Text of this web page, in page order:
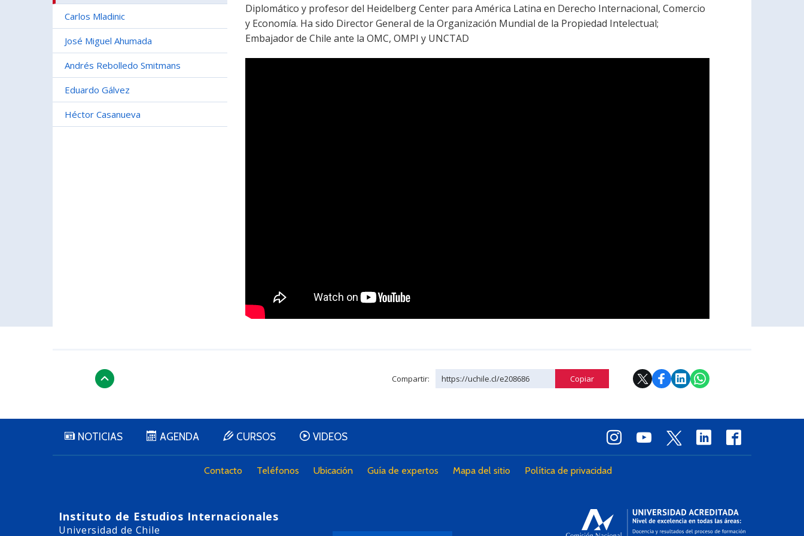
Carlos Mladinic
José Miguel Ahumada
Andrés Rebolledo Smitmans
Eduardo Gálvez
Héctor Casanueva
Diplomático y profesor del Heidelberg Center para América Latina en Derecho Internacional, Comercio
y Economía. Ha sido Director General de la Organización Mundial de la Propiedad Intelectual;
Embajador de Chile ante la OMC, OMPI y UNCTAD
Compartir: https://uchile.cl/e208686 Copiar
NOTICIAS AGENDA CURSOS VIDEOS
Contacto Teléfonos Ubicación Guía de expertos Mapa del sitio Política de privacidad
Instituto de Estudios Internacionales
Universidad de Chile